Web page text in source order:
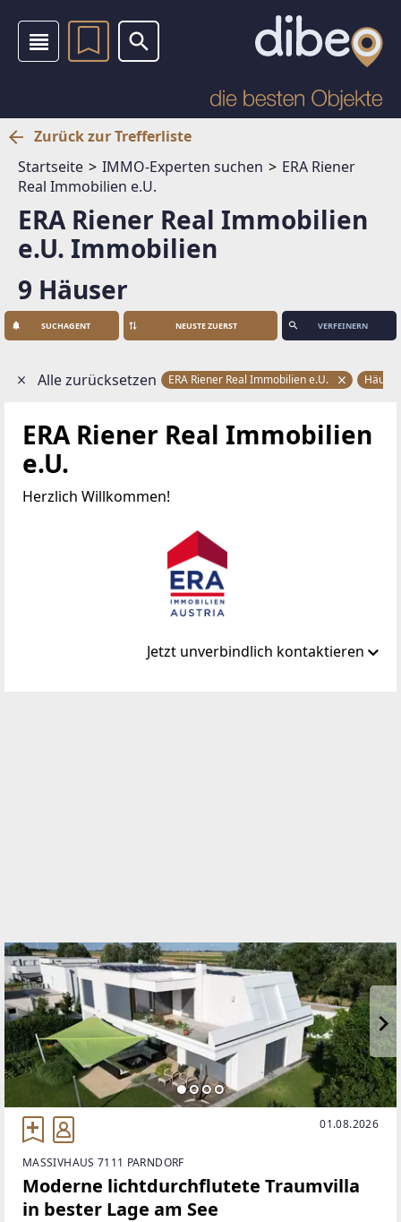
Zurück zur Trefferliste
Startseite
IMMO-Experten suchen
ERA Riener
Real Immobilien e.U.
ERA Riener Real Immobilien
e.U. Immobilien
9 Häuser
SUCHAGENT VERFEINERN
Alle zurücksetzen ERA Riener Real Immobilien e.U.
ERA Riener Real Immobilien
e.U.
Herzlich Willkommen!
Jetzt unverbindlich kontaktieren
riener@era.at
01.08.2026
MASSIVHAUS 7111 PARNDORF
Moderne lichtdurchflutete Traumvilla
in bester Lage am See